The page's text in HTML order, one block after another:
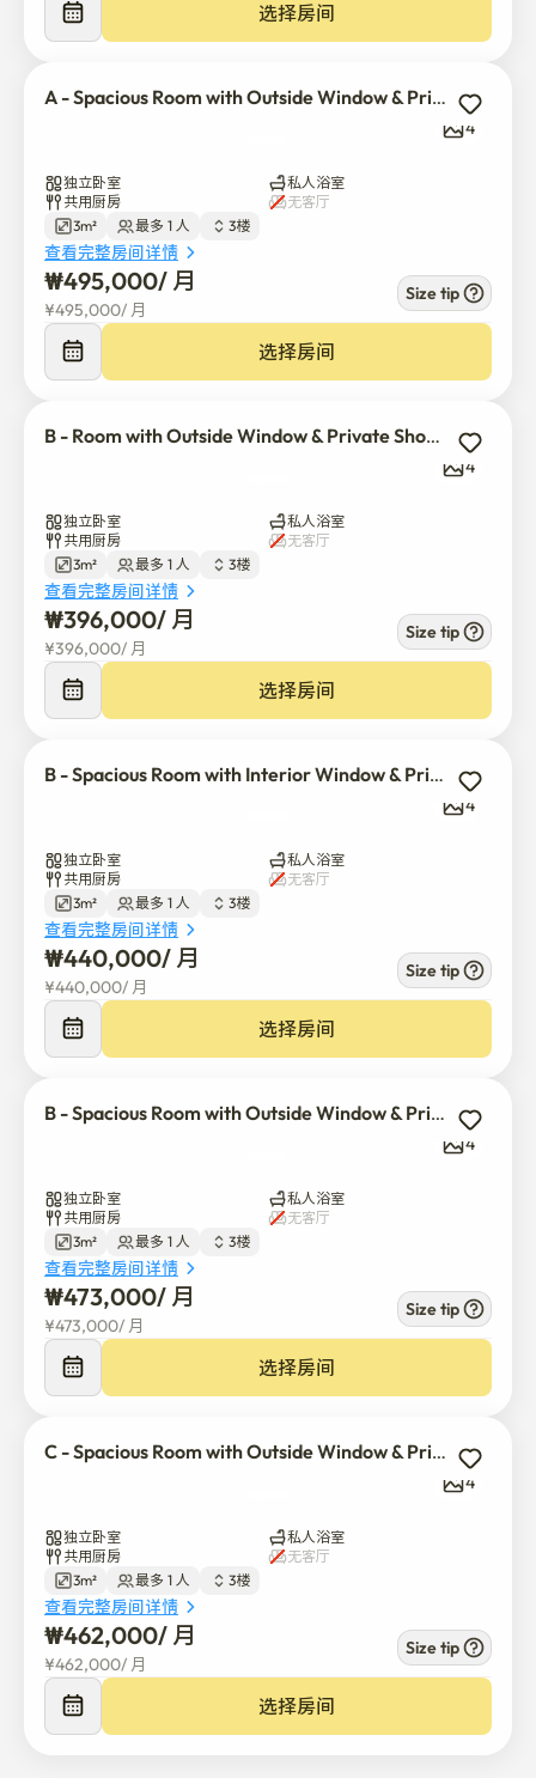
- 现金收据
- 可签发外国人居住地证明书
我们宿舍离2号线新大方地铁站步行3分钟。
宿舍前面有道林川，适合散步和慢跑。
宿舍附近有很多大创、超市、便宜又好吃的餐厅和咖啡
厅。
附近还有传统市场，在首尔生活很方便。
宿舍附近有机场巴士6017路车站。
选择房间
A - Spacious Room with Outside Window & Private Shower
4
独立卧室
私人浴室
共用厨房
无客厅
3m²
最多 1 人 3楼
查看完整房间详情
₩495,000/ 月
¥495,000/ 月
Size tip
选择房间
B - Room with Outside Window & Private Shower
4
独立卧室
私人浴室
共用厨房
无客厅
3m²
最多 1 人 3楼
查看完整房间详情
₩396,000/ 月
¥396,000/ 月
Size tip
选择房间
B - Spacious Room with Interior Window & Private Shower
4
独立卧室
私人浴室
共用厨房
无客厅
3m²
最多 1 人 3楼
查看完整房间详情
₩440,000/ 月
¥440,000/ 月
Size tip
选择房间
B - Spacious Room with Outside Window & Private Shower
4
独立卧室
私人浴室
共用厨房
无客厅
3m²
最多 1 人 3楼
查看完整房间详情
₩473,000/ 月
¥473,000/ 月
Size tip
选择房间
C - Spacious Room with Outside Window & Private Shower
4
独立卧室
私人浴室
共用厨房
无客厅
3m²
最多 1 人 3楼
查看完整房间详情
₩462,000/ 月
¥462,000/ 月
Size tip
选择房间